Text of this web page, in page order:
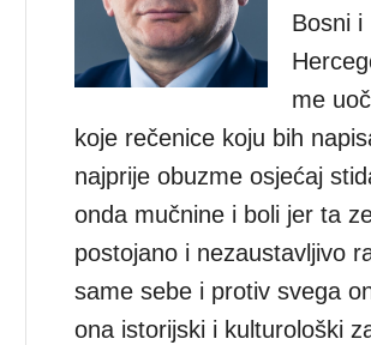
Bosni i
me
koje rečenice koju bih
najprije obuzme osjećaj
onda mučnine i boli jer ta
postojano i nezaustavljivo
same sebe i protiv svega
ona istorijski i kulturološki